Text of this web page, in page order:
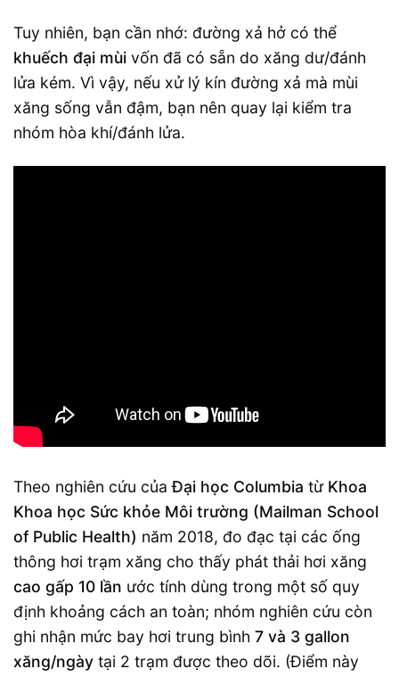
Tuy nhiên, bạn cần nhớ: đường xả hở có thể
khuếch đại mùi vốn đã có sẵn do xăng dư/đánh
lửa kém. Vì vậy, nếu xử lý kín đường xả mà mùi
xăng sống vẫn đậm, bạn nên quay lại kiểm tra
nhóm hòa khí/đánh lửa.
Theo nghiên cứu củaĐại học Columbia từ Khoa
Khoa học Sức khỏe Môi trường (Mailman School
of Public Health) năm 2018, đo đạc tại các ống
thông hơi trạm xăng cho thấy phát thải hơi xăng
cao gấp 10 lần ước tính dùng trong một số quy
định khoảng cách an toàn; nhóm nghiên cứu còn
ghi nhận mức bay hơi trung bình 7 và 3 gallon
xăng/ngày tại 2 trạm được theo dõi. (Điểm này